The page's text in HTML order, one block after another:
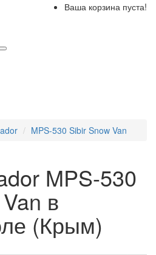
Ваша корзина пуста!
MPS-530 Sibir Snow Van
MPS-530
в
(Крым)